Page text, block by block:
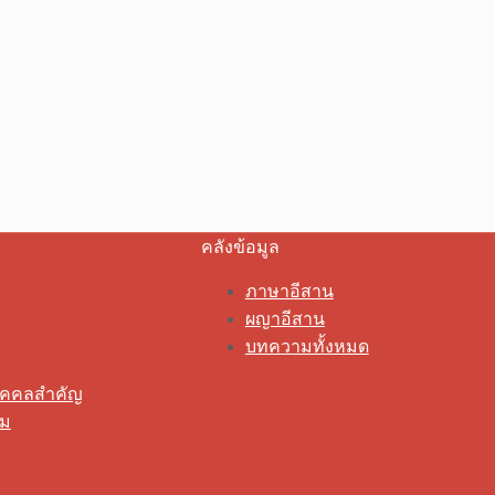
คลสำคัญ
คลังข้อมูล
ภาษาอีสาน
ผญาอีสาน
บทความทั้งหมด